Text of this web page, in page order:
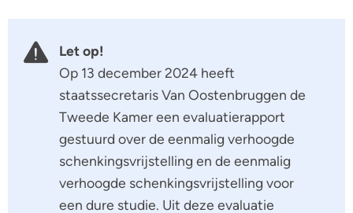
Let op!
Op 13 december 2024 heeft
staatssecretaris Van Oostenbruggen de
Tweede Kamer een evaluatierapport
gestuurd over de eenmalig verhoogde
schenkingsvrijstelling en de eenmalig
verhoogde schenkingsvrijstelling voor
een dure studie. Uit deze evaluatie